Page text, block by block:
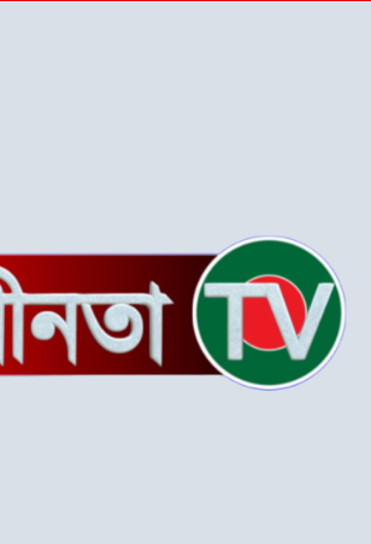
ইউনিয়নে বিএনপি’র বিশাল
“গলাচিপায় বিএনপির জনসভা:
‘কাউকে বর্গা দেওয়ার জন্য